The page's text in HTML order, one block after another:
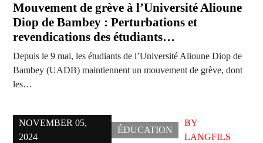
Mouvement de grève à l’Université Alioune
Diop de Bambey : Perturbations et
revendications des étudiants…
Depuis le 9 mai, les étudiants de l’Université Alioune Diop de
Bambey (UADB) maintiennent un mouvement de grève, dont
les…
NOVEMBER 05,
2024
ÉDUCATION
BY
LANGFILS